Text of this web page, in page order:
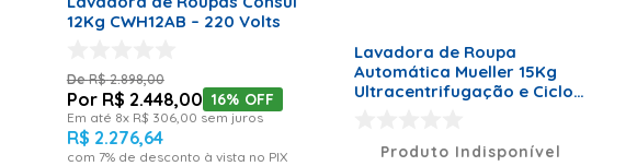
12Kg CWH12AB – 220 Volts
R$ 2.898,00
R$ 2.448,00 16% OFF
Em até 8x R$ 306, 00 sem juros
R$ 2.276,64
com 7% de desconto à vista no PIX
Lavadora de Roupa
Automática Mueller 15Kg
Ultracentrifugação e Ciclo
Produto Indisponível